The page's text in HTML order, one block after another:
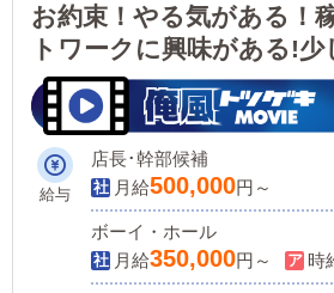
お約束！やる気がある！
トワークに興味がある!
った方は是非体験入店か
お待ちしております！
給与
店長･幹部候補
月給500,000円～
ボーイ・ホール
月給350,000円～ 時